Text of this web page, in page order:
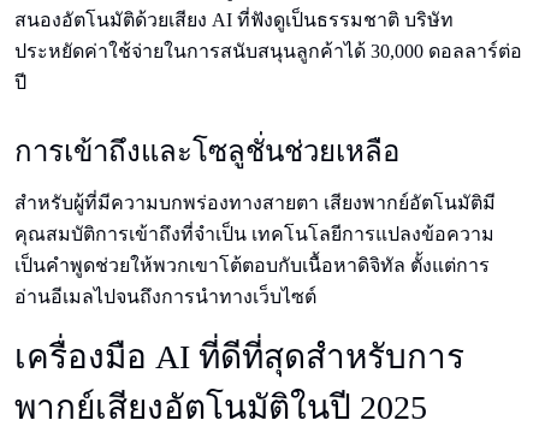
สนองอัตโนมัติด้วยเสียง AI ที่ฟังดูเป็นธรรมชาติ บริษัท
ประหยัดค่าใช้จ่ายในการสนับสนุนลูกค้าได้ 30,000 ดอลลาร์ต่อ
ปี
การเข้าถึงและโซลูชั่นช่วยเหลือ
สําหรับผู้ที่มีความบกพร่องทางสายตา เสียงพากย์อัตโนมัติมี
คุณสมบัติการเข้าถึงที่จําเป็น เทคโนโลยีการแปลงข้อความ
เป็นคําพูดช่วยให้พวกเขาโต้ตอบกับเนื้อหาดิจิทัล ตั้งแต่การ
อ่านอีเมลไปจนถึงการนําทางเว็บไซต์
เครื่องมือ AI ที่ดีที่สุดสําหรับการ
พากย์เสียงอัตโนมัติในปี 2025